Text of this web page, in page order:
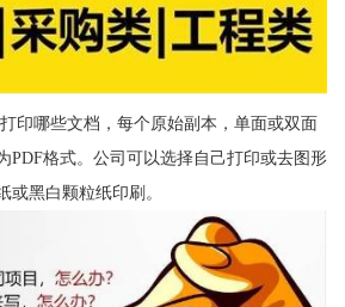
印哪些文档，每个原始副本，单面或双面
PDF格式。公司可以选择自己打印或去图形
或黑白颗粒纸印刷。